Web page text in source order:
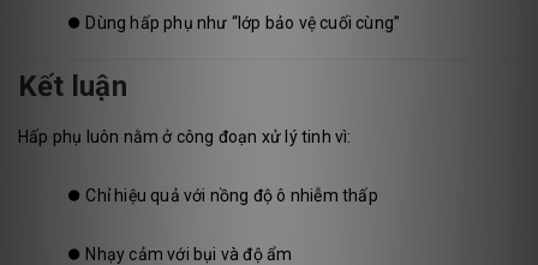
⏺️ Dùng hấp phụ như “lớp bảo vệ cuối cùng”
Kết luận
Hấp phụ luôn nằm ở công đoạn xử lý tinh vì:
⏺️ Chỉ hiệu quả với nồng độ ô nhiễm thấp
⏺️ Nhạy cảm với bụi và độ ẩm